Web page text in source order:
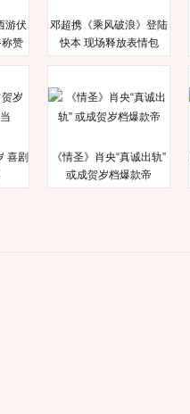
游伏
赞
邓超携《乘风破浪》登陆
快本 现场释放表情包
喜剧
《情圣》肖央“真诚出轨”
或成贺岁档爆款帝